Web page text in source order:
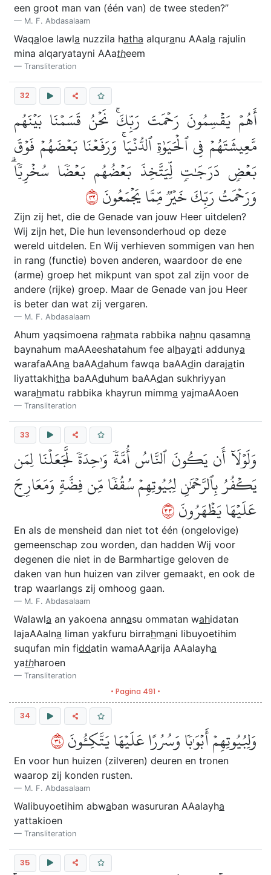
een groot man van (één van) de twee steden?”
M. F. Abdasalaam
Waqaloe lawla nuzzila hatha alquranu AAala rajulin
mina alqaryatayni AAatheem
Transliteration
32
أَهُمۡ يَقۡسِمُونَ رَحۡمَتَ رَبِّكَۚ نَحۡنُ قَسَمۡنَا بَيۡنَهُم
مَّعِيشَتَهُمۡ فِي ٱلۡحَيَوٰةِ ٱلدُّنۡيَاۚ وَرَفَعۡنَا بَعۡضَهُمۡ فَوۡقَ
بَعۡضٖ دَرَجَٰتٖ لِّيَتَّخِذَ بَعۡضُهُم بَعۡضٗا سُخۡرِيّٗاۗ
وَرَحۡمَتُ رَبِّكَ خَيۡرٞ مِّمَّا يَجۡمَعُونَ٢٣
Zijn zij het, die de Genade van jouw Heer uitdelen?
Wij zijn het, Die hun levensonderhoud op deze
wereld uitdelen. En Wij verhieven sommigen van hen
in rang (functie) boven anderen, waardoor de ene
(arme) groep het mikpunt van spot zal zijn voor de
andere (rijke) groep. Maar de Genade van jou Heer
is beter dan wat zij vergaren.
M. F. Abdasalaam
Ahum yaqsimoena rahmata rabbika nahnu qasamna
baynahum maAAeeshatahum fee alhayati addunya
warafaAAna baAAdahum fawqa baAAdin darajatin
liyattakhitha baAAduhum baAAdan sukhriyyan
warahmatu rabbika khayrun mimma yajmaAAoen
Transliteration
33
وَلَوۡلَآ أَن يَكُونَ ٱلنَّاسُ أُمَّةٗ وَٰحِدَةٗ لَّجَعَلۡنَا لِمَن
يَكۡفُرُ بِٱلرَّحۡمَٰنِ لِبُيُوتِهِمۡ سُقُفٗا مِّن فِضَّةٖ وَمَعَارِجَ
عَلَيۡهَا يَظۡهَرُونَ٣٣
En als de mensheid dan niet tot één (ongelovige)
gemeenschap zou worden, dan hadden Wij voor
degenen die niet in de Barmhartige geloven de
daken van hun huizen van zilver gemaakt, en ook de
trap waarlangs zij omhoog gaan.
M. F. Abdasalaam
Walawla an yakoena annasu ommatan wahidatan
lajaAAalna liman yakfuru birrahmani libuyoetihim
suqufan min fiddatin wamaAAarija AAalayha
yathharoen
Transliteration
• Pagina 491 •
34
وَلِبُيُوتِهِمۡ أَبۡوَٰبٗا وَسُرُرًا عَلَيۡهَا يَتَّكِـُٔونَ٤٣
En voor hun huizen (zilveren) deuren en tronen
waarop zij konden rusten.
M. F. Abdasalaam
Walibuyoetihim abwaban wasururan AAalayha
yattakioen
Transliteration
35